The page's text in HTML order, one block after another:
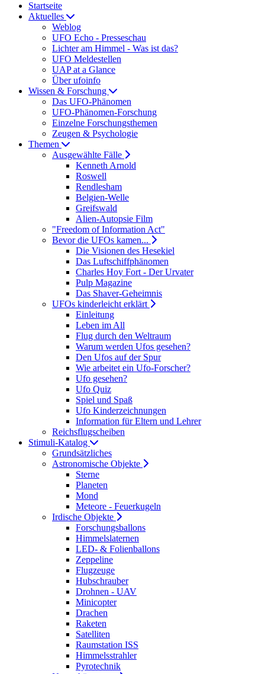
Startseite
Aktuelles
Weblog
UFO Echo - Presseschau
Lichter am Himmel - Was ist das?
UFO Meldestellen
UAP at a Glance
Über ufoinfo
Wissen & Forschung
Das UFO-Phänomen
UFO-Phänomen-Forschung
Einzelne Forschungsthemen
Zeugen & Psychologie
Themen
Ausgewählte Fälle
Kenneth Arnold
Roswell
Rendlesham
Belgien-Welle
Greifswald
Alien-Autopsie Film
"Freedom of Information Act"
Bevor die UFOs kamen...
Die Visionen des Hesekiel
Das Luftschiffphänomen
Charles Hoy Fort - Der Urvater
Pulp Magazine
Das Shaver-Geheimnis
UFOs kinderleicht erklärt
Einleitung
Leben im All
Flug durch den Weltraum
Warum werden Ufos gesehen?
Den Ufos auf der Spur
Wie arbeitet ein Ufo-Forscher?
Ufo gesehen?
Ufo Quiz
Spiel und Spaß
Ufo Kinderzeichnungen
Information für Eltern und Lehrer
Reichsflugscheiben
Stimuli-Katalog
Grundsätzliches
Astronomische Objekte
Sterne
Planeten
Mond
Meteore - Feuerkugeln
Irdische Objekte
Forschungsballons
Himmelslaternen
LED- & Folienballons
Zeppeline
Flugzeuge
Hubschrauber
Drohnen - UAV
Minicopter
Drachen
Raketen
Satelliten
Raumstation ISS
Himmelsstrahler
Pyrotechnik